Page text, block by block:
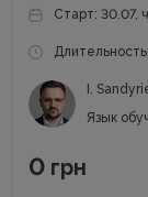
Старт: 30.07,
I.
Язык
0 грн